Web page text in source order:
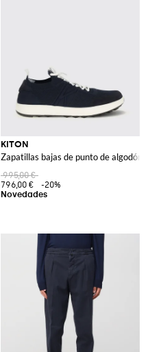
KITON
Zapatillas bajas de punto de algodón
995,00 €
796,00 €
-20%